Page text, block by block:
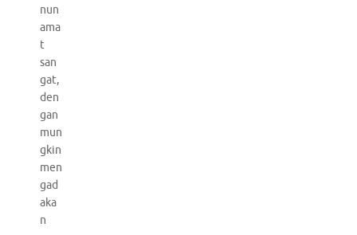
nun
ama
t
san
gat,
den
gan
mun
gkin
men
gad
aka
n